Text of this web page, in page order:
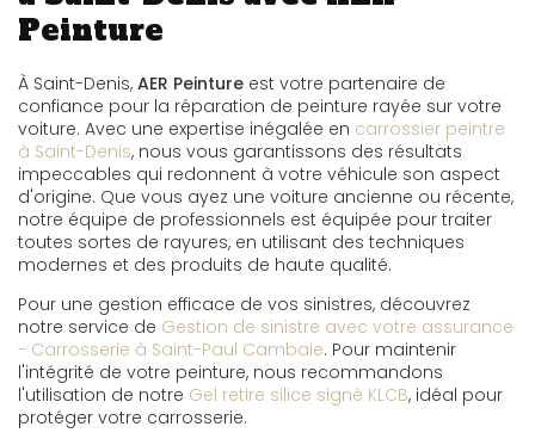
Peinture
À Saint-Denis, AER Peinture est votre partenaire de
confiance pour la réparation de peinture rayée sur votre
voiture. Avec une expertise inégalée en carrossier peintre
à Saint-Denis, nous vous garantissons des résultats
impeccables qui redonnent à votre véhicule son aspect
d'origine. Que vous ayez une voiture ancienne ou récente,
notre équipe de professionnels est équipée pour traiter
toutes sortes de rayures, en utilisant des techniques
modernes et des produits de haute qualité.
Pour une gestion efficace de vos sinistres, découvrez
notre service de Gestion de sinistre avec votre assurance
- Carrosserie à Saint-Paul Cambaie. Pour maintenir
l'intégrité de votre peinture, nous recommandons
l'utilisation de notre Gel retire silice signé KLCB, idéal pour
protéger votre carrosserie.